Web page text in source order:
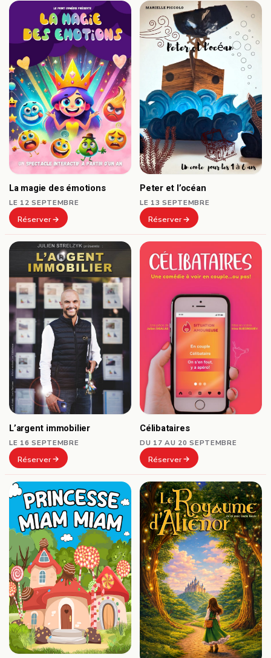
La magie des émotions
LE 12 SEPTEMBRE
Réserver
Peter et l’océan
LE 13 SEPTEMBRE
Réserver
L’argent immobilier
LE 16 SEPTEMBRE
Réserver
Célibataires
DU 17 AU 20 SEPTEMBRE
Réserver